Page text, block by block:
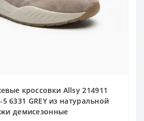
кроссовки Allsy 214911
5 6331 GREY из натуральной
демисезонные